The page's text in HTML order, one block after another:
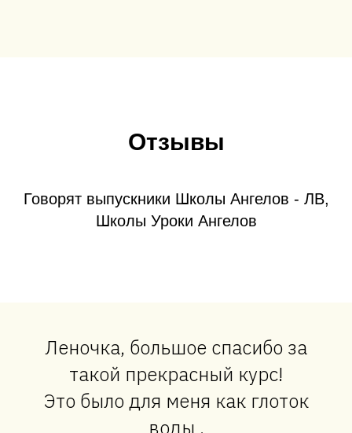
Отзывы
Говорят выпускники Школы Ангелов - ЛВ,
Школы Уроки Ангелов
Леночка, большое спасибо за
такой прекрасный курс!
Это было для меня как глоток
воды .